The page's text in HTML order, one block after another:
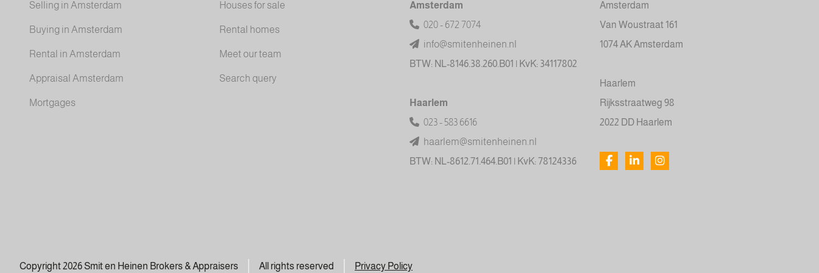
Selling in Amsterdam
Buying in Amsterdam
Rental in Amsterdam
Appraisal Amsterdam
Mortgages
Houses for sale
Rental homes
Meet our team
Search query
Amsterdam
020 - 672 7074
info@smitenheinen.nl
BTW: NL-8146.38.260.B01 | KvK: 34117802
Haarlem
023 - 583 6616
haarlem@smitenheinen.nl
BTW: NL-8612.71.464.B01 | KvK: 78124336
Amsterdam
Van Woustraat 161
1074 AK Amsterdam
Haarlem
Rijksstraatweg 98
2022 DD Haarlem
Copyright 2026 Smit en Heinen Brokers & Appraisers All rights reserved Privacy Policy